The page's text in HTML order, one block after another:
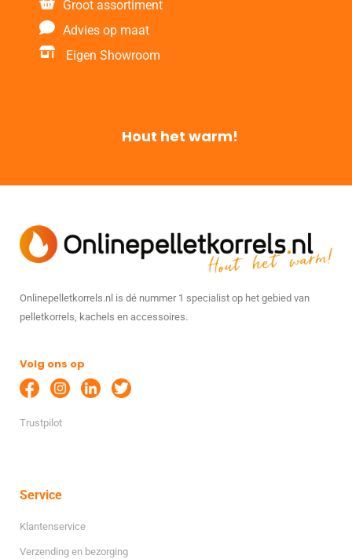
Groot assortiment
Advies op maat
Eigen Showroom
Hout het warm!
Onlinepelletkorrels.nl is dé nummer 1 specialist op het gebied van
pelletkorrels, kachels en accessoires.
Volg ons op
Trustpilot
Service
Klantenservice
Verzending en bezorging